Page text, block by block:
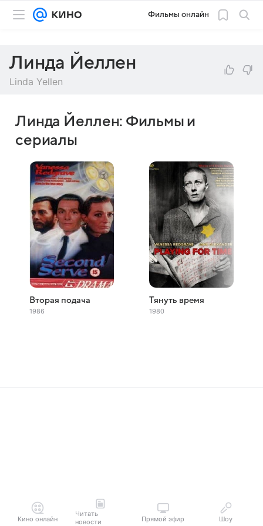
Фильмы онлайн
Линда Йеллен
Linda Yellen
Линда Йеллен: Фильмы и
сериалы
Вторая подача
1986
Тянуть время
1980
Кино онлайн
Читать
новости
Прямой эфир Шоу